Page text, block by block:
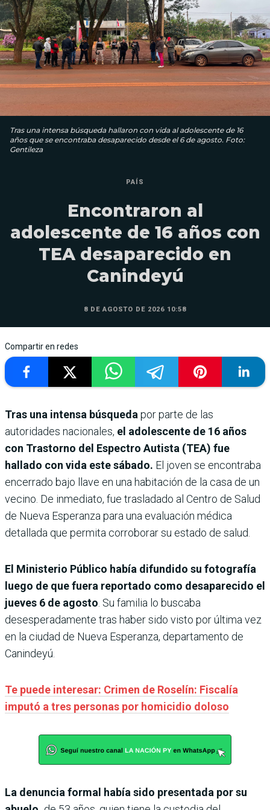
Tras una intensa búsqueda hallaron con vida al adolescente de 16
años que se encontraba desaparecido desde el 6 de agosto. Foto:
Gentileza
PAÍS
Encontraron al
adolescente de 16 años con
TEA desaparecido en
Canindeyú
8 DE AGOSTO DE 2026 10:58
Compartir en redes
Tras una intensa búsqueda por parte de las
autoridades nacionales, el adolescente de 16 años
con Trastorno del Espectro Autista (TEA) fue
hallado con vida este sábado. El joven se encontraba
encerrado bajo llave en una habitación de la casa de un
vecino. De inmediato, fue trasladado al Centro de Salud
de Nueva Esperanza para una evaluación médica
detallada que permita corroborar su estado de salud.
El Ministerio Público había difundido su fotografía
luego de que fuera reportado como desaparecido el
jueves 6 de agosto . Su familia lo buscaba
desesperadamente tras haber sido visto por última vez
en la ciudad de Nueva Esperanza, departamento de
Canindeyú.
Te puede interesar: Crimen de Roselín: Fiscalía
imputó a tres personas por homicidio doloso
La denuncia formal había sido presentada por su